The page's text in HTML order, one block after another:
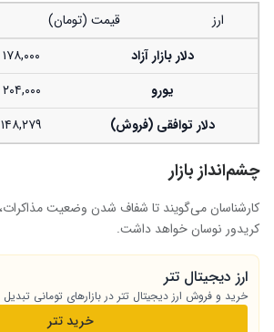
ارز قیمت (تومان)
دلار بازار آزاد
۱۷۸,۰۰۰
یورو
۲۰۴,۰۰۰
دلار توافقی (فروش)
۱۴۸,۲۷۹
چشم‌انداز بازار
کارشناسان می‌گویند تا شفاف شدن وضعیت مذاکرات،
کریدور نوسان خواهد داشت.
ارز دیجیتال تتر
خرید و فروش ارز دیجیتال تتر در بازارهای تومانی تبدیل
خرید تتر